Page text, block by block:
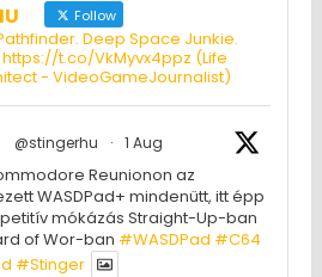
Follow
Deep Space Junkie.
t.co/VkMyvx4ppz (Life
- VideoGameJournalist)
@stingerhu · 1 Aug
Reunionon az
WASDPad+ mindenütt, itt épp
mókázás Straight-Up-ban
of Wor-ban #WASDPad #C64
#Stinger